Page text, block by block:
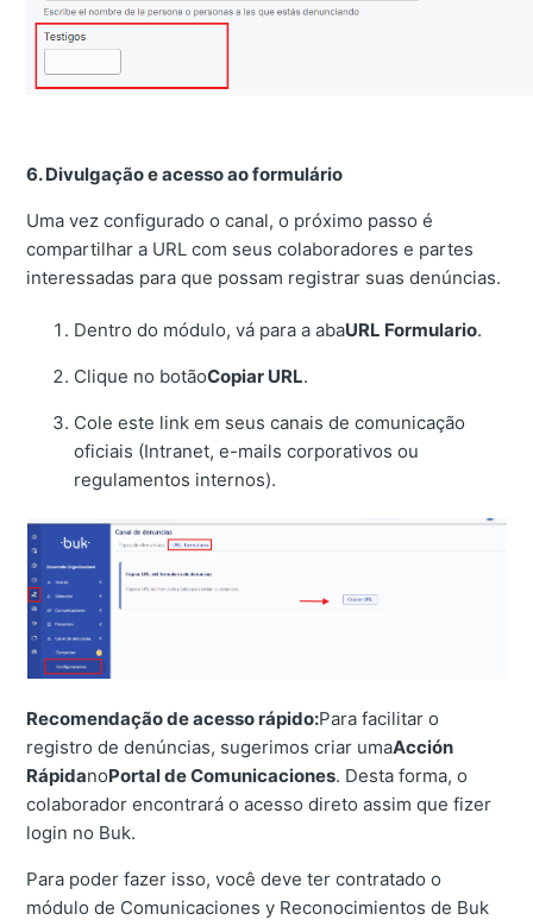
6. Divulgação e acesso ao formulário
Uma vez configurado o canal, o próximo passo é
compartilhar a URL com seus colaboradores e partes
interessadas para que possam registrar suas denúncias.
Dentro do módulo, vá para a abaURL Formulario.
Clique no botãoCopiar URL.
Cole este link em seus canais de comunicação
oficiais (Intranet, e-mails corporativos ou
regulamentos internos).
Recomendação de acesso rápido:Para facilitar o
registro de denúncias, sugerimos criar umaAcción
RápidanoPortal de Comunicaciones. Desta forma, o
colaborador encontrará o acesso direto assim que fizer
login no Buk.
Para poder fazer isso, você deve ter contratado o
módulo de Comunicaciones y Reconocimientos de Buk